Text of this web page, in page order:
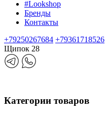
#Lookshop
Бренды
Контакты
+79250267684 +79361718526
Щипок 28
Категории товаров